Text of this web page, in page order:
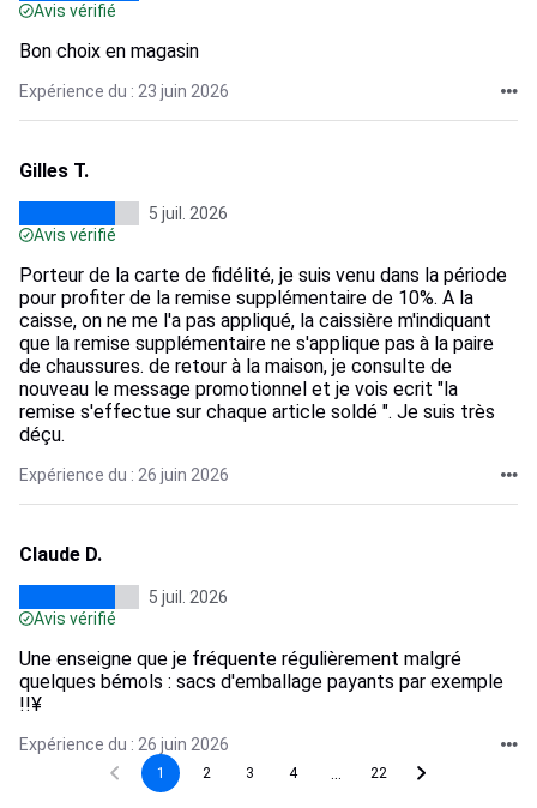
Avis vérifié
Bon choix en magasin
Expérience du : 23 juin 2026
Gilles T.
5 juil. 2026
Avis vérifié
Porteur de la carte de fidélité, je suis venu dans la période
pour profiter de la remise supplémentaire de 10%. A la
caisse, on ne me l'a pas appliqué, la caissière m'indiquant
que la remise supplémentaire ne s'applique pas à la paire
de chaussures. de retour à la maison, je consulte de
nouveau le message promotionnel et je vois ecrit "la
remise s'effectue sur chaque article soldé ". Je suis très
déçu.
Expérience du : 26 juin 2026
Claude D.
5 juil. 2026
Avis vérifié
Une enseigne que je fréquente régulièrement malgré
quelques bémols : sacs d'emballage payants par exemple
!!¥
Expérience du : 26 juin 2026
1 2 3 4 22